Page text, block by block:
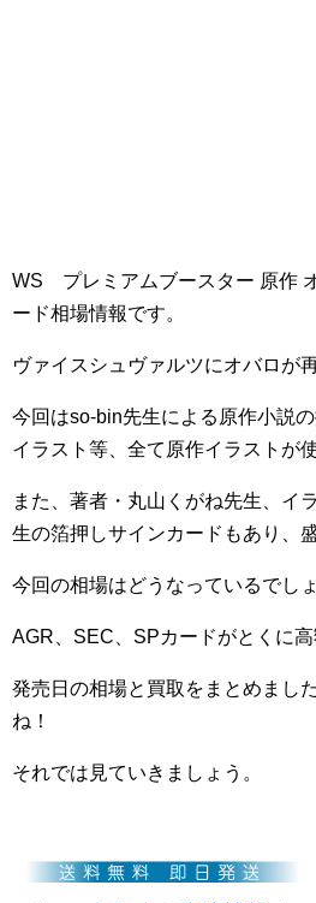
WS プレミアムブースター 原作
ード相場情報です。
ヴァイスシュヴァルツにオバロが
今回はso-bin先生による原作小説
イラスト等、全て原作イラストが
また、著者・丸山くがね先生、イ
生の箔押しサインカードもあり、
今回の相場はどうなっているでし
AGR、SEC、SPカードがとくに高
発売日の相場と買取をまとめまし
ね！
それでは見ていきましょう。